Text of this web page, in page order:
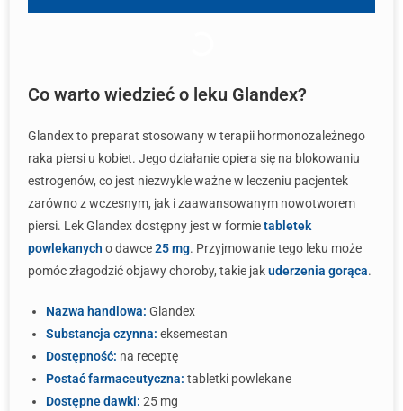
Co warto wiedzieć o leku Glandex?
Glandex to preparat stosowany w terapii hormonozależnego
raka piersi u kobiet. Jego działanie opiera się na blokowaniu
estrogenów, co jest niezwykle ważne w leczeniu pacjentek
zarówno z wczesnym, jak i zaawansowanym nowotworem
piersi. Lek Glandex dostępny jest w formietabletek
powlekanych o dawce25 mg. Przyjmowanie tego leku może
pomóc złagodzić objawy choroby, takie jakuderzenia gorąca.
Nazwa handlowa: Glandex
Substancja czynna: eksemestan
Dostępność: na receptę
Postać farmaceutyczna: tabletki powlekane
Dostępne dawki: 25 mg